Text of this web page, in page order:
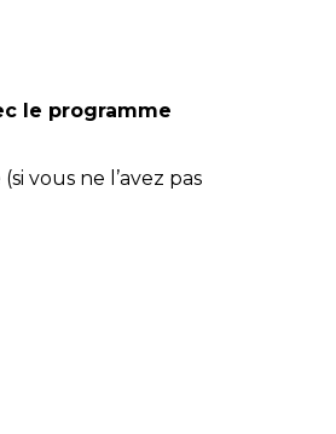
le programme
vous ne l’avez pas